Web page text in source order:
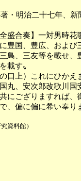
明治二十七年、新
合奏】一対男時花
、豊広、および
、三友等を載せ、
す〟
上）これにひかえ
安次郎改歌川国
ざりますれば、
偏に偏に希い奉り
資料館）